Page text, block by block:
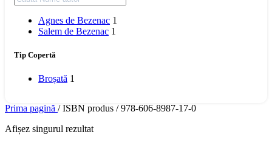
Agnes de Bezenac 1
Salem de Bezenac 1
Tip Copertă
Broșată 1
Prima pagină / ISBN produs / 978-606-8987-17-0
Afișez singurul rezultat